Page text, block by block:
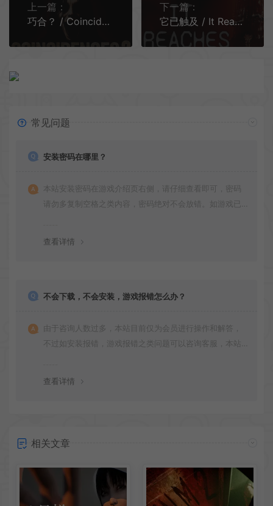
上一篇：
巧合？ / Coincidences 第一人称心理恐怖游戏
下一篇：
它已触及 / It Reaches 第一人称恐怖游戏
常见问题
安装密码在哪里？
本站安装密码在游戏介绍页右侧，请仔细查看即可，密码
请勿多复制空格之类内容，密码绝对不会放错。如游戏已
查看详情
不会下载，不会安装，游戏报错怎么办？
由于咨询人数过多，本站目前仅为会员进行操作和解答，
不过如安装报错，游戏报错之类问题可以咨询客服，本站
查看详情
相关文章